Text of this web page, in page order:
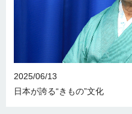
2025/06/13
日本が誇る“きもの”文化